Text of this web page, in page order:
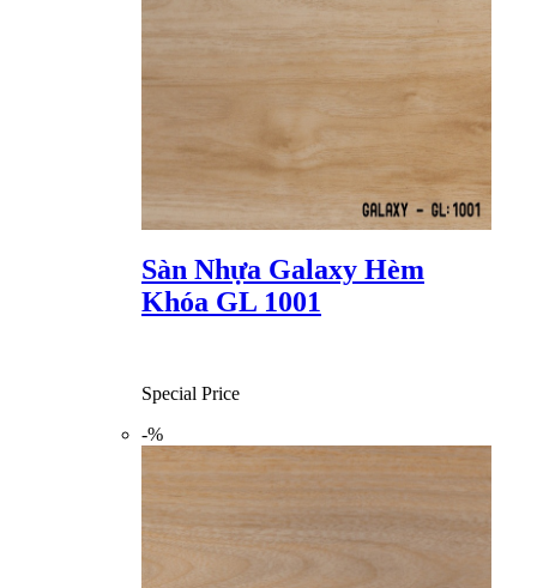
Sàn Nhựa Galaxy Hèm
Khóa GL 1001
Special Price
-%